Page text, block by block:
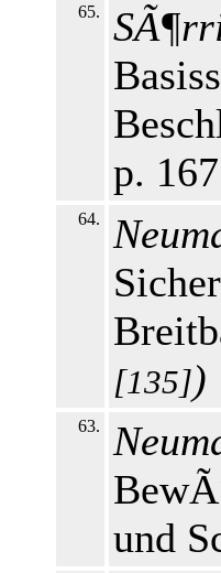
65.
p.
64.
[135])
63.
und